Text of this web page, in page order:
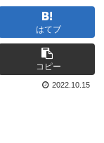
はてブ
コピー
2022.10.15